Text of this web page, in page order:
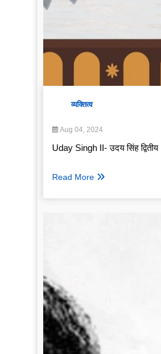
व्यक्तित्व
Aug 04, 2024
Uday Singh II- उदय सिंह द्वितीय
Read More